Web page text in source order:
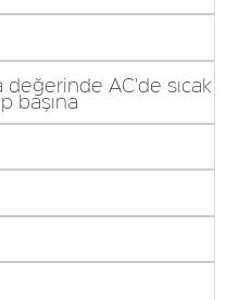
değerinde AC'de sıcak
başına